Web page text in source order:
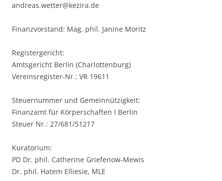
andreas.wetter@kezira.de
Finanzvorstand: Mag. phil. Janine Moritz
Registergericht:
Amtsgericht Berlin (Charlottenburg)
Vereinsregister-Nr.: VR 19611
Steuernummer und Gemeinnützigkeit:
Finanzamt für Körperschaften I Berlin
Steuer Nr.: 27/681/51217
Kuratorium:
PD Dr. phil. Catherine Griefenow-Mewis
Dr. phil. Hatem Elliesie, MLE